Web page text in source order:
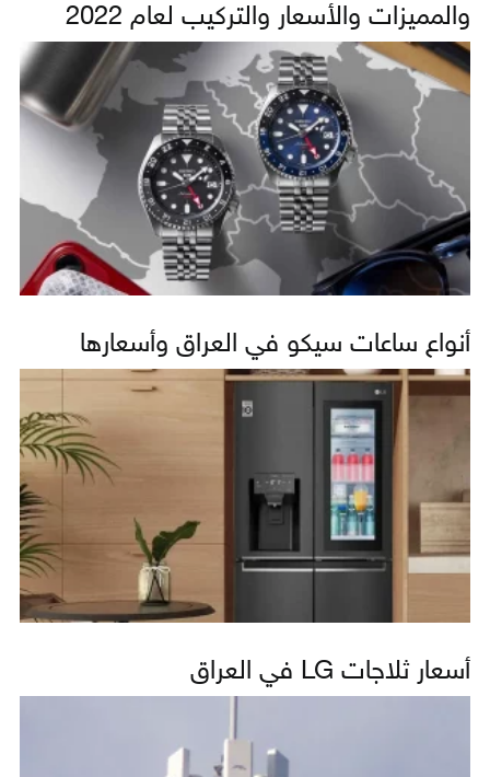
والمميزات والأسعار والتركيب لعام 2022
أنواع ساعات سيكو في العراق وأسعارها
أسعار ثلاجات LG في العراق